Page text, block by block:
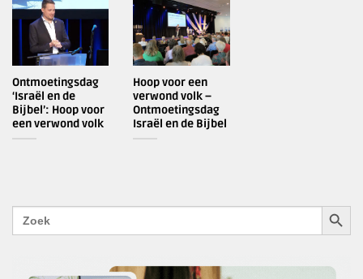
Ontmoetingsdag
‘Israël en de
Bijbel’: Hoop voor
een verwond volk
Hoop voor een
verwond volk –
Ontmoetingsdag
Israël en de Bijbel
Zoek
naar: